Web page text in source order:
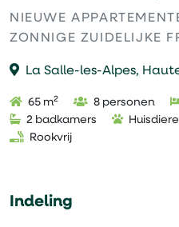
NIEUWE
ZONNIGE ZUIDELIJKE
La Salle-les-Alpes,
65 m2 8 personen
2 badkamers
Rookvrij
Indeling